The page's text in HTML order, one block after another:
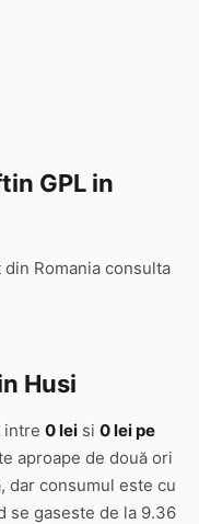
GPL in
Romania consulta
Husi
intre 0 lei si 0 lei pe
aproape de două ori
dar consumul este cu
se gaseste de la 9.36